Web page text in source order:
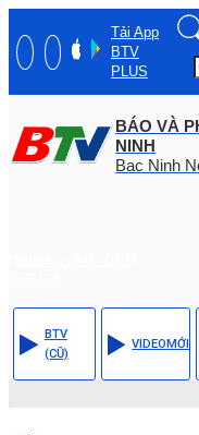
Tải App
BTV
PLUS
BÁO VÀ
NINH
Bac Ninh
BTV
(CŨ)
VIDEOMỚI